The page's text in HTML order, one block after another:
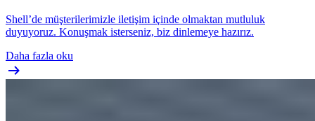
Shell’de müşterilerimizle iletişim içinde olmaktan mutluluk
duyuyoruz. Konuşmak isterseniz, biz dinlemeye hazırız.
Daha fazla oku